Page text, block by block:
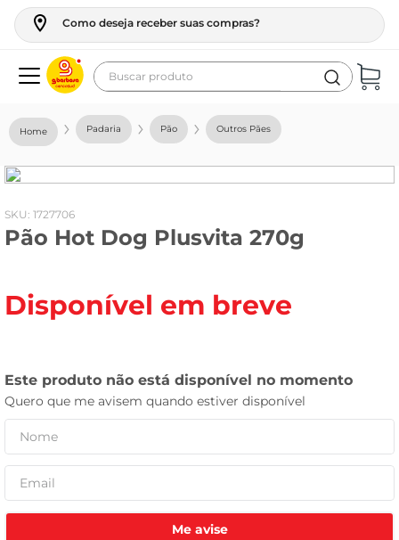
Como deseja receber suas compras?
Buscar produto
Padaria Pão Outros Pães
: 1727706
Pão Hot Dog Plusvita 270g
Disponível em breve
Me avise
geladeira
fogao
café
frango
celular